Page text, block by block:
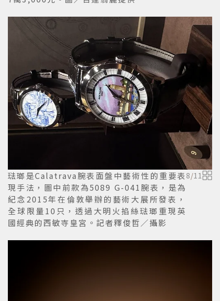
琺瑯是Calatrava腕表面盤中藝術性的重要表
現手法，圖中前款為5089 G-041腕表，是為
紀念2015年在倫敦舉辦的藝術大展所發表，
全球限量10只，透過大明火掐絲琺瑯重現英
國經典的西敏寺皇宮。記者釋俊哲／攝影
8/11